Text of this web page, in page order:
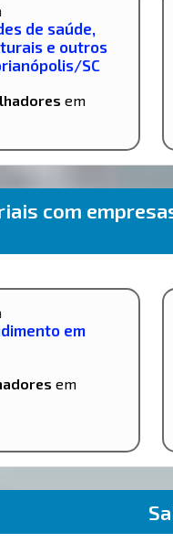
de saúde,
e outros
SC
em
com
em
em